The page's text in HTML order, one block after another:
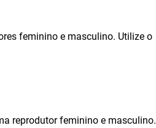
feminino e masculino. Utilize o
reprodutor feminino e masculino.